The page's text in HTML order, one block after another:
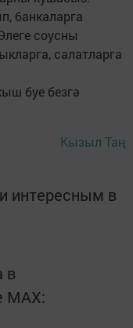
банкаларга
соусны
салатларга
буе безгә
Кызыл Таң
интересным в
в
MАХ: